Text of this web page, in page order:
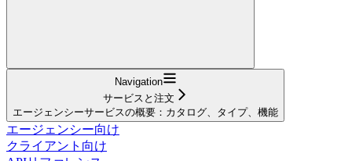
Navigation
サービスと注文
エージェンシーサービスの概要：カタログ、タイプ、機能
エージェンシー向け
クライアント向け